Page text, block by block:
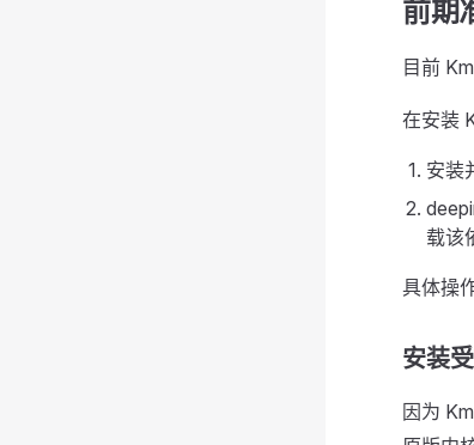
前期
目前
在安装
安装
载该
具体操
安装
因为